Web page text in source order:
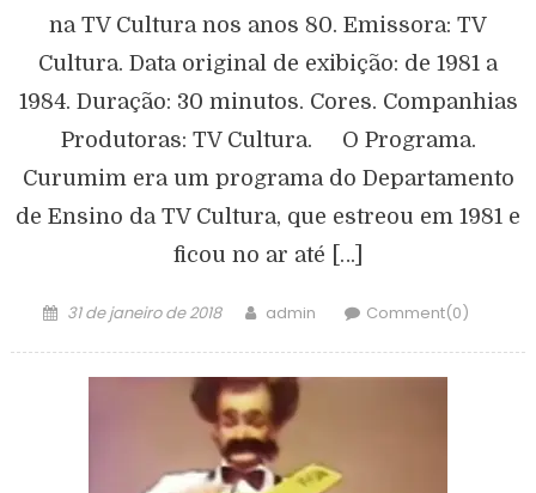
na TV Cultura nos anos 80. Emissora: TV
Cultura. Data original de exibição: de 1981 a
1984. Duração: 30 minutos. Cores. Companhias
Produtoras: TV Cultura. O Programa.
Curumim era um programa do Departamento
de Ensino da TV Cultura, que estreou em 1981 e
ficou no ar até […]
31 de janeiro de 2018 admin Comment(0)